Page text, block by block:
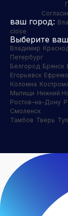
ваш город:
close
Выберите
Владимир
Петербург
Белгород Брянск
Егорьевск
Коломна
Мытищи Нижний
Ростов-на-Дону
Смоленск
Тамбов Тверь